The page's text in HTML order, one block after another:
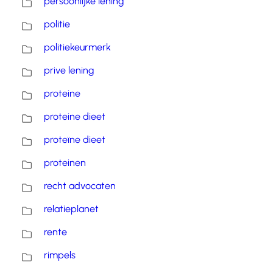
politie
politiekeurmerk
prive lening
proteine
proteine dieet
proteïne dieet
proteinen
recht advocaten
relatieplanet
rente
rimpels